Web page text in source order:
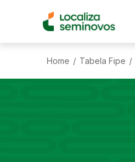
Home / Tabela Fipe /